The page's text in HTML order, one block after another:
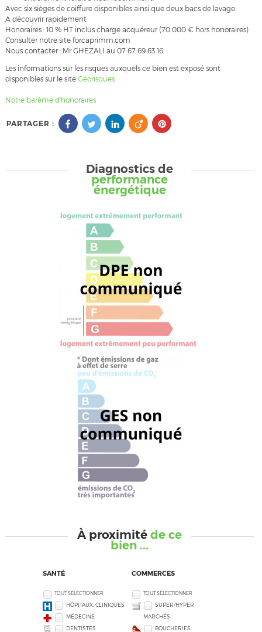
Avec six sièges de coiffure disponibles ainsi que deux bacs de lavage.
A découvrir rapidement
Honoraires : 10 % HT inclus charge acquéreur (70 000 € hors honoraires)
Consulter notre site forcaprimm.com
Nous contacter : Mr GHEZALI au 07 67 69 63 16
Les informations sur les risques auxquels ce bien est exposé sont
disponibles sur le site Géorisques
Notre barème d'honoraires
PARTAGER :
Diagnostics de
performance
énergétique
À proximitéde ce
bien ...
SANTÉ
TOUT SÉLECTIONNER
HÔPITAUX, CLINIQUES
MÉDECINS
DENTISTES
COMMERCES
TOUT SÉLECTIONNER
SUPER/HYPER
MARCHÉS
BOUCHERIES